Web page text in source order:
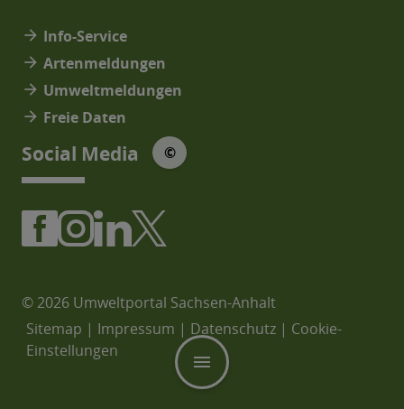
menu
arrow_forward Info-Service
arrow_forward Artenmeldungen
arrow_forward Umweltmeldungen
arrow_forward Freie Daten
Social Media © © Social Media Icons: jam-
© 2026 Umweltportal Sachsen-Anhalt
Sitemap | Impressum | Datenschutz | Cookie-
Einstellungen